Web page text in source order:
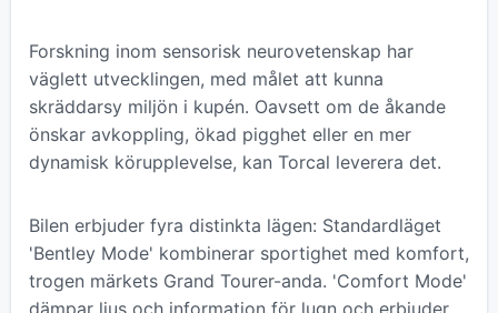
Forskning inom sensorisk neurovetenskap har
väglett utvecklingen, med målet att kunna
skräddarsy miljön i kupén. Oavsett om de åkande
önskar avkoppling, ökad pigghet eller en mer
dynamisk körupplevelse, kan Torcal leverera det.
Bilen erbjuder fyra distinkta lägen: Standardläget
'Bentley Mode' kombinerar sportighet med komfort,
trogen märkets Grand Tourer-anda. 'Comfort Mode'
dämpar ljus och information för lugn och erbjuder